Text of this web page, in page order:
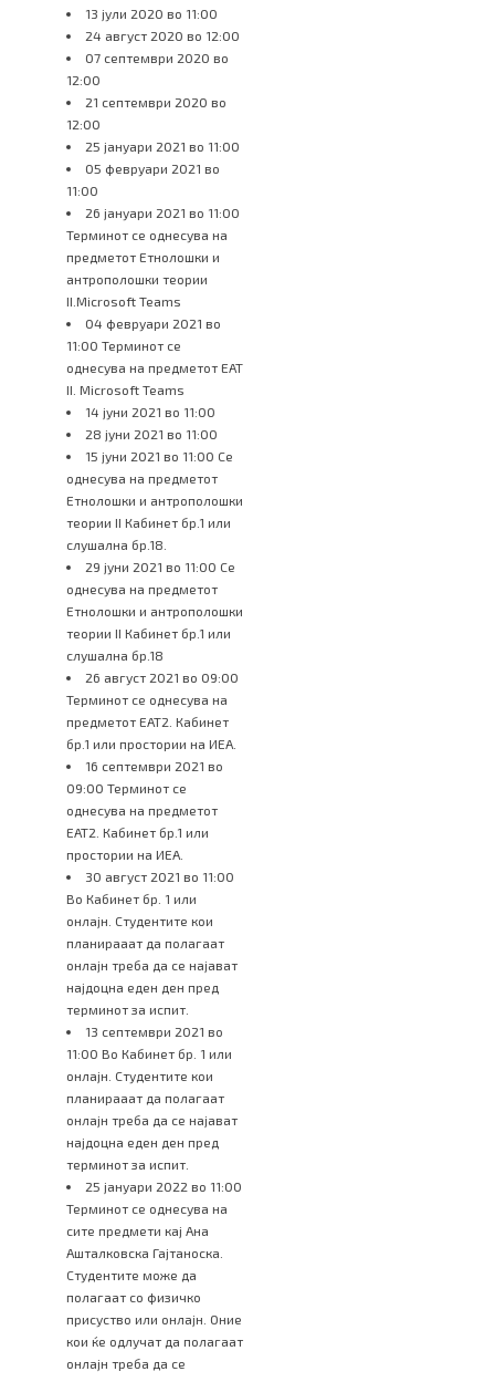
13 јули 2020 во 11:00
24 август 2020 во 12:00
07 септември 2020 во
12:00
21 септември 2020 во
12:00
25 јануари 2021 во 11:00
05 февруари 2021 во
11:00
26 јануари 2021 во 11:00
Терминот се однесува на
предметот Етнолошки и
антрополошки теории
II.Microsoft Teams
04 февруари 2021 во
11:00 Терминот се
однесува на предметот ЕАТ
II. Microsoft Teams
14 јуни 2021 во 11:00
28 јуни 2021 во 11:00
15 јуни 2021 во 11:00 Се
однесува на предметот
Етнолошки и антрополошки
теории II Кабинет бр.1 или
слушална бр.18.
29 јуни 2021 во 11:00 Се
однесува на предметот
Етнолошки и антрополошки
теории II Кабинет бр.1 или
слушална бр.18
26 август 2021 во 09:00
Терминот се однесува на
предметот ЕАТ2. Кабинет
бр.1 или простории на ИЕА.
16 септември 2021 во
09:00 Терминот се
однесува на предметот
ЕАТ2. Кабинет бр.1 или
простории на ИЕА.
30 август 2021 во 11:00
Во Кабинет бр. 1 или
онлајн. Студентите кои
планирааат да полагаат
онлајн треба да се најават
најдоцна еден ден пред
терминот за испит.
13 септември 2021 во
11:00 Во Кабинет бр. 1 или
онлајн. Студентите кои
планирааат да полагаат
онлајн треба да се најават
најдоцна еден ден пред
терминот за испит.
25 јануари 2022 во 11:00
Терминот се однесува на
сите предмети кај Ана
Ашталковска Гајтаноска.
Студентите може да
полагаат со физичко
присуство или онлајн. Оние
кои ќе одлучат да полагаат
онлајн треба да се